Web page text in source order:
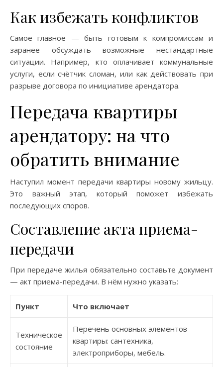
Как избежать конфликтов
Самое главное — быть готовым к компромиссам и
заранее обсуждать возможные нестандартные
ситуации. Например, кто оплачивает коммунальные
услуги, если счётчик сломан, или как действовать при
разрыве договора по инициативе арендатора.
Передача квартиры
арендатору: на что
обратить внимание
Наступил момент передачи квартиры новому жильцу.
Это важный этап, который поможет избежать
последующих споров.
Составление акта приема-
передачи
При передаче жилья обязательно составьте документ
— акт приема-передачи. В нём нужно указать:
Пункт Что включает
Техническое
состояние
Перечень основных элементов
квартиры: сантехника,
электроприборы, мебель.